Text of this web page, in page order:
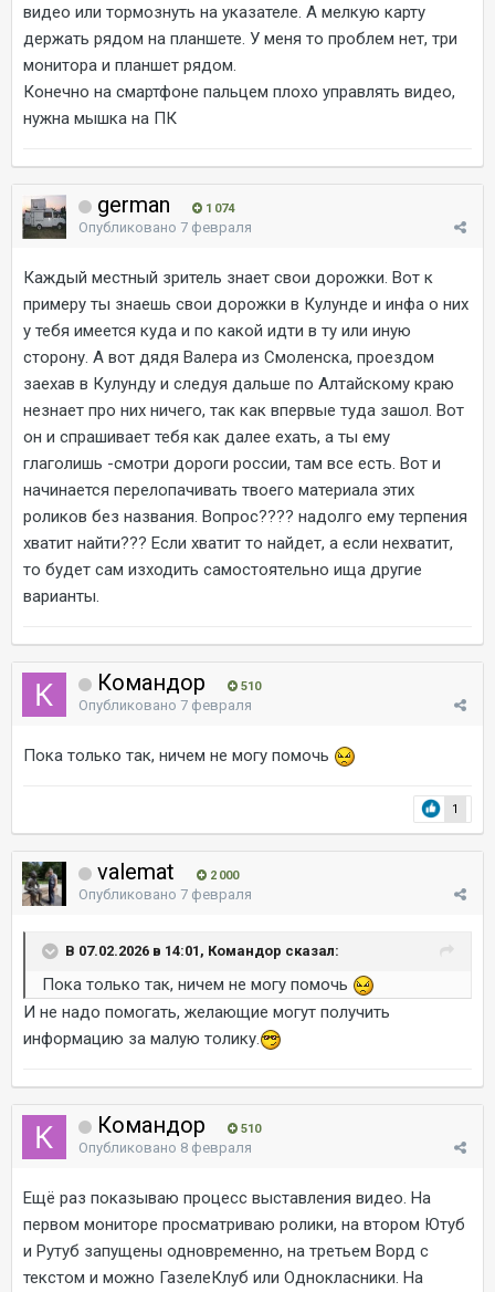
видео или тормознуть на указателе. А мелкую карту
держать рядом на планшете. У меня то проблем нет, три
монитора и планшет рядом.
Конечно на смартфоне пальцем плохо управлять видео,
нужна мышка на ПК
german 1 074
Опубликовано 7 февраля
Каждый местный зритель знает свои дорожки. Вот к
примеру ты знаешь свои дорожки в Кулунде и инфа о них
у тебя имеется куда и по какой идти в ту или иную
сторону. А вот дядя Валера из Смоленска, проездом
заехав в Кулунду и следуя дальше по Алтайскому краю
незнает про них ничего, так как впервые туда зашол. Вот
он и спрашивает тебя как далее ехать, а ты ему
глаголишь -смотри дороги россии, там все есть. Вот и
начинается перелопачивать твоего материала этих
роликов без названия. Вопрос???? надолго ему терпения
хватит найти??? Если хватит то найдет, а если нехватит,
то будет сам изходить самостоятельно ища другие
варианты.
Командор 510
Опубликовано 7 февраля
Пока только так, ничем не могу помочь
1
valemat 2 000
Опубликовано 7 февраля
В 07.02.2026 в 14:01, Командор сказал:
Пока только так, ничем не могу помочь
И не надо помогать, желающие могут получить
информацию за малую толику.
Командор 510
Опубликовано 8 февраля
Ещё раз показываю процесс выставления видео. На
первом мониторе просматриваю ролики, на втором Ютуб
и Рутуб запущены одновременно, на третьем Ворд с
текстом и можно ГазелеКлуб или Однокласники. На